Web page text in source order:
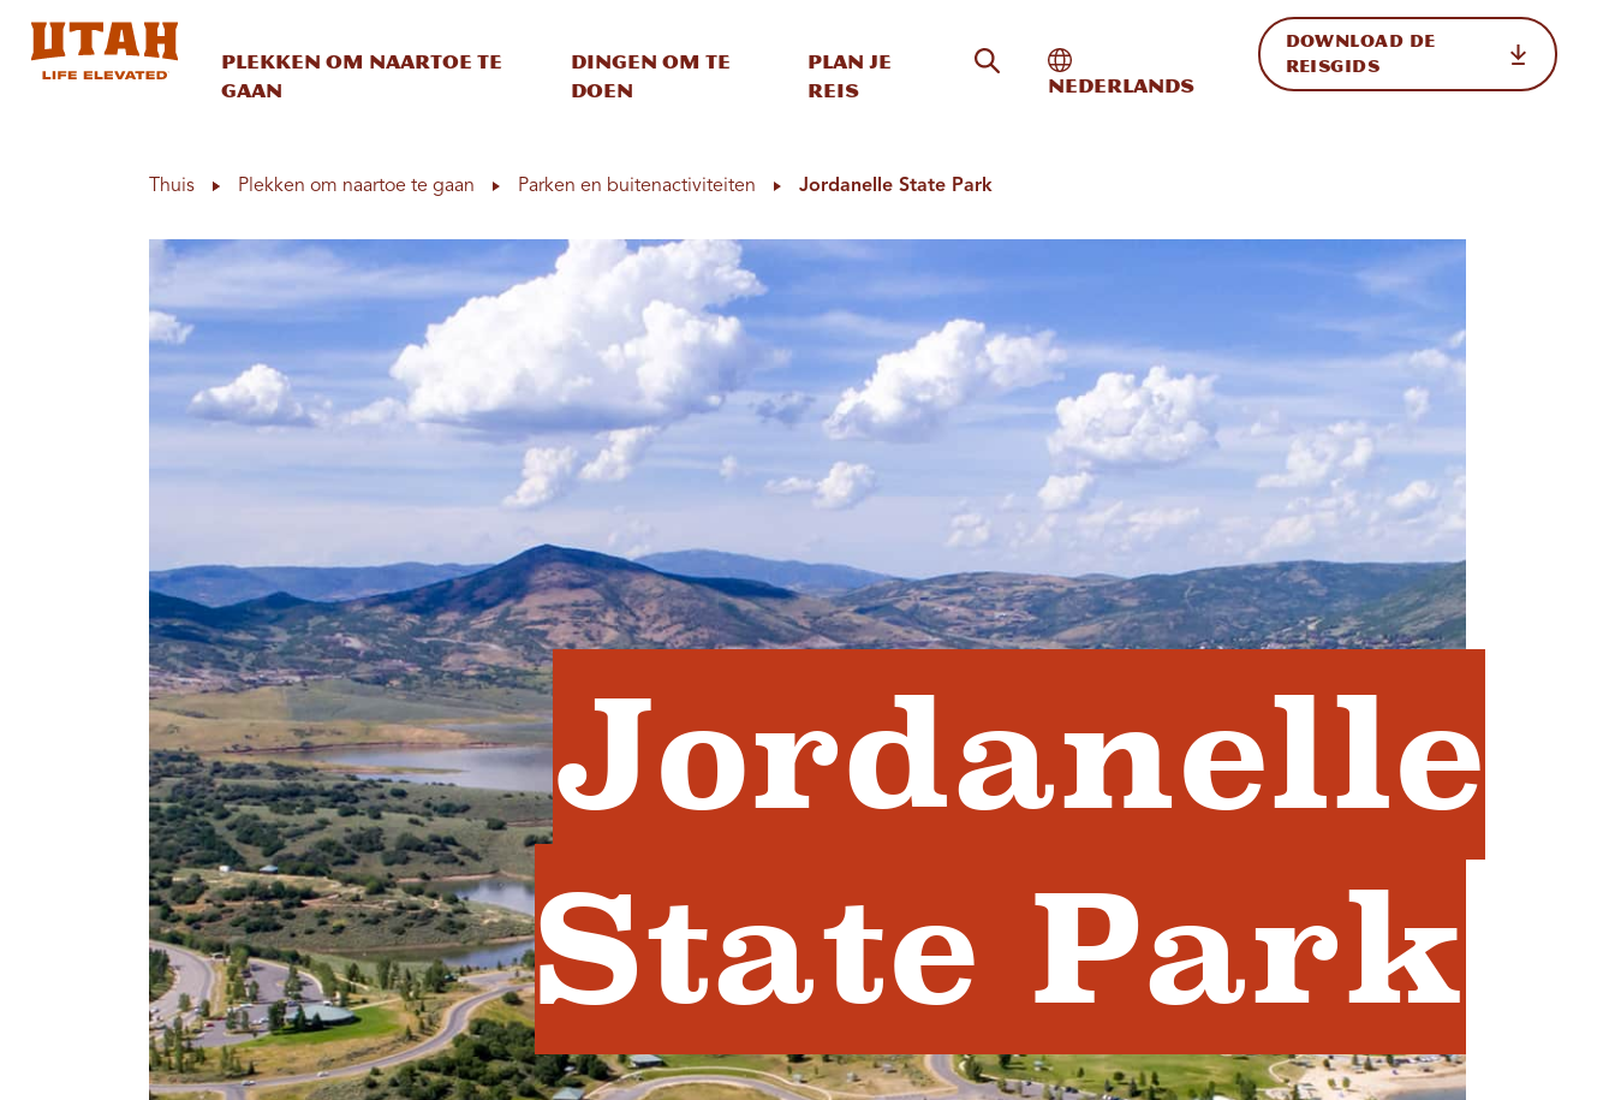
Plekken om naartoe te
gaan
Dingen om te
doen
Plan je
reis
Zoeken op de site
Internationale weergave in-/uitschakelen
Nederlands
DOWNLOAD DE
REISGIDS
Thuis Plekken om naartoe te gaan Parken en buitenactiviteiten Jordanelle State Park
Jordanelle
State Park